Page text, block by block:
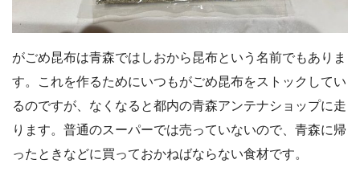
がごめ昆布は青森ではしおから昆布という名前でもありま
す。これを作るためにいつもがごめ昆布をストックしてい
るのですが、なくなると都内の青森アンテナショップに走
ります。普通のスーパーでは売っていないので、青森に帰
ったときなどに買っておかねばならない食材です。